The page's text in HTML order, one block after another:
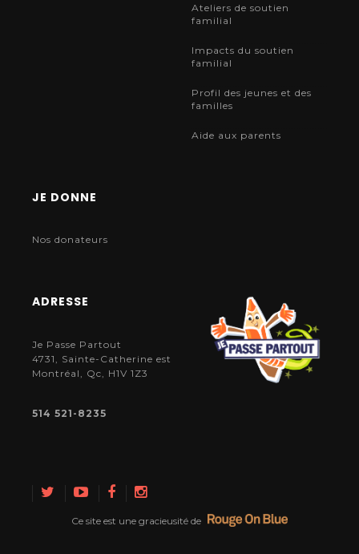
Ateliers de soutien
familial
Impacts du soutien
familial
Profil des jeunes et des
familles
Aide aux parents
JE DONNE
Nos donateurs
ADRESSE
Je Passe Partout
4731, Sainte-Catherine est
Montréal, Qc, H1V 1Z3
514 521-8235
Ce site est une gracieusité de